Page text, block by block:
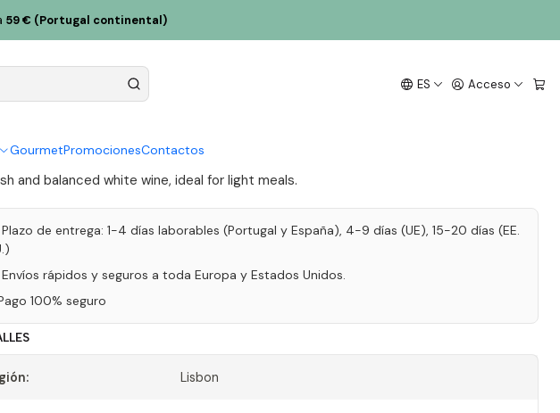
ES Acceso
GourmetPromocionesContactos
59 € (Portugal continental)
Santa Maria Chardonnay
and balanced white wine, ideal for light meals.
de entrega: 1-4 días laborables (Portugal y España), 4-9 días (UE), 15-20 días (EE.
rápidos y seguros a toda Europa y Estados Unidos.
100% seguro
Lisbon